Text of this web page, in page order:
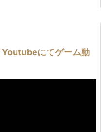
Youtubeにてゲーム動